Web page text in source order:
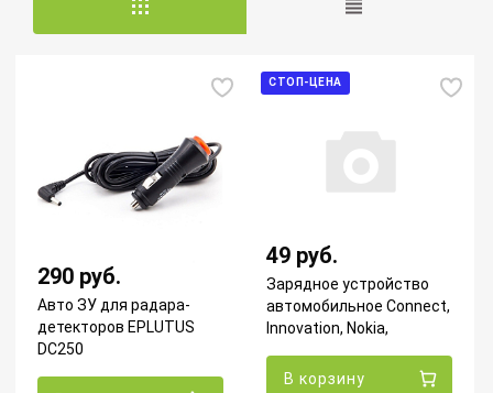
290 руб.
Авто ЗУ для радара-
детекторов EPLUTUS
DC250
СТОП-ЦЕНА
49 руб.
Зарядное устройство
автомобильное Connect,
Innovation, Nokia,
В корзину